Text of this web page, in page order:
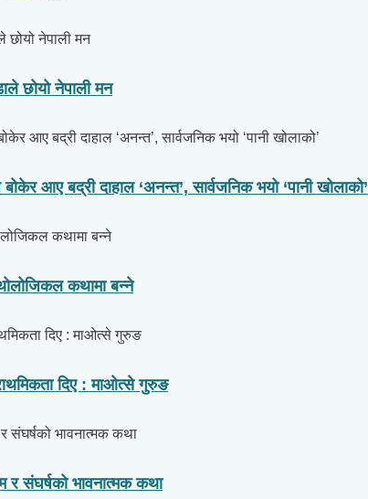
छोयो नेपाली मन
आए बद्री दाहाल ‘अनन्त’, सार्वजनिक भयो ‘पानी खोलाको’
कथामा बन्ने
दिए : माओत्से गुरुङ
र संघर्षको भावनात्मक कथा